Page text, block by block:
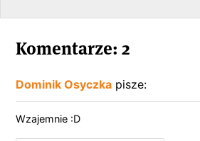
Komentarze: 2
Dominik Osyczka pisze:
Wzajemnie :D